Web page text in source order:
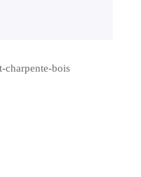
charpente-bois